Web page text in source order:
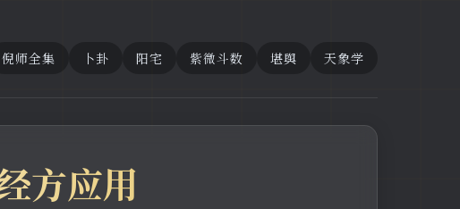
倪师全集 卜卦 阳宅 紫微斗数 堪舆 天象学
方应用